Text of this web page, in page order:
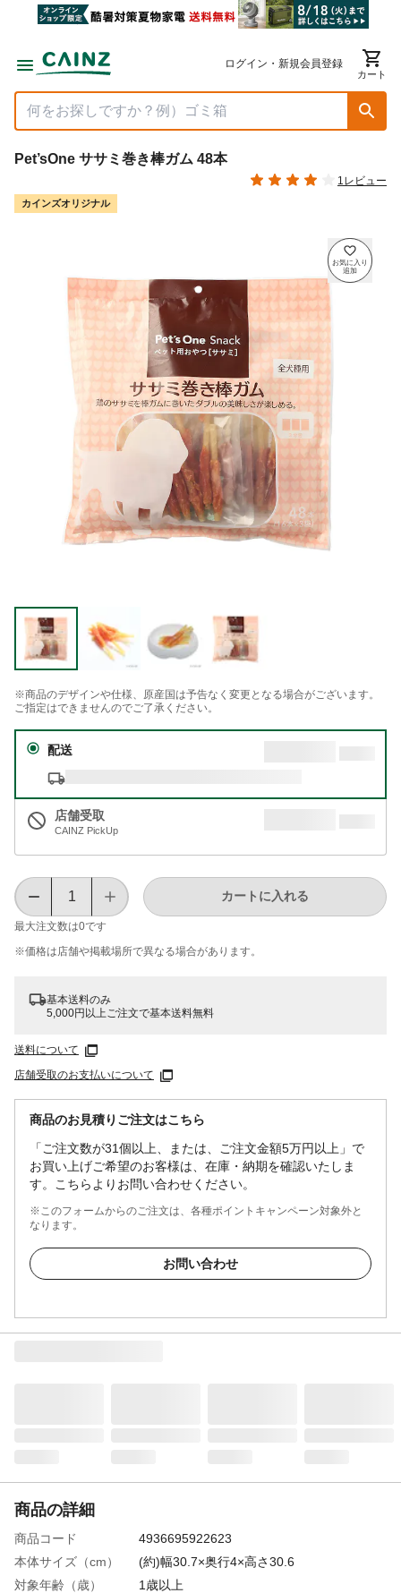
ログイン・新規会員登録
カート
Pet’sOne ササミ巻き棒ガム 48本
1レビュー
カインズオリジナル
※商品のデザインや仕様、原産国は予告なく変更となる場合がございます。
ご指定はできませんのでご了承ください。
配送
店舗受取
CAINZ PickUp
最大注文数は0です
カートに入れる
※価格は​店舗や​掲載場所で​異なる​場合が​あります。
基本送料のみ
5,000円以上ご注文で基本送料無料
送料について
店舗受取のお支払いについて
商品のお見積りご注文はこちら
「ご注文数が31個以上、または、ご注文金額5万円以上」で
お買い上げご希望のお客様は、在庫・納期を確認いたしま
す。こちらよりお問い合わせください。
※このフォームからのご注文は、各種ポイントキャンペーン対象外と
なります。
お問い合わせ
商品の詳細
商品コード
4936695922623
本体サイズ（cm）
(約)幅30.7×奥行4×高さ30.6
対象年齢（歳）
1歳以上